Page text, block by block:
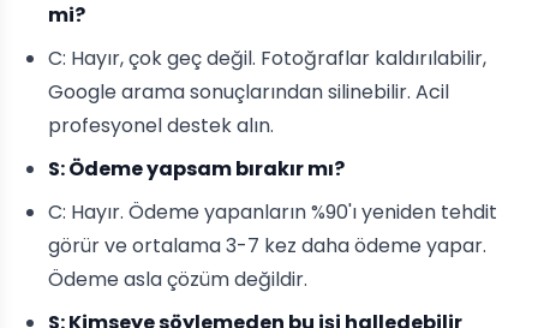
mi?
C: Hayır, çok geç değil. Fotoğraflar kaldırılabilir,
Google arama sonuçlarından silinebilir. Acil
profesyonel destek alın.
S: Ödeme yapsam bırakır mı?
C: Hayır. Ödeme yapanların %90'ı yeniden tehdit
görür ve ortalama 3-7 kez daha ödeme yapar.
Ödeme asla çözüm değildir.